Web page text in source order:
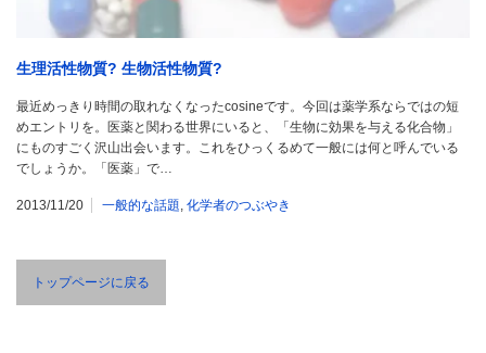
生理活性物質? 生物活性物質?
最近めっきり時間の取れなくなったcosineです。今回は薬学系ならではの短
めエントリを。医薬と関わる世界にいると、「生物に効果を与える化合物」
にものすごく沢山出会います。これをひっくるめて一般には何と呼んでいる
でしょうか。「医薬」で…
2013/11/20 一般的な話題, 化学者のつぶやき
トップページに戻る